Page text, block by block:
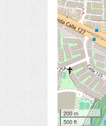
200 m
500 ft